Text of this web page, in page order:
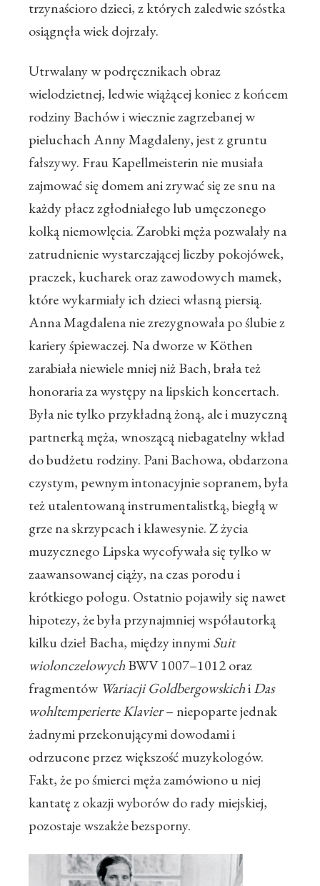
trzynaścioro dzieci, z których zaledwie szóstka
osiągnęła wiek dojrzały.
Utrwalany w podręcznikach obraz
wielodzietnej, ledwie wiążącej koniec z końcem
rodziny Bachów i wiecznie zagrzebanej w
pieluchach Anny Magdaleny, jest z gruntu
fałszywy. Frau Kapellmeisterin nie musiała
zajmować się domem ani zrywać się ze snu na
każdy płacz zgłodniałego lub umęczonego
kolką niemowlęcia. Zarobki męża pozwalały na
zatrudnienie wystarczającej liczby pokojówek,
praczek, kucharek oraz zawodowych mamek,
które wykarmiały ich dzieci własną piersią.
Anna Magdalena nie zrezygnowała po ślubie z
kariery śpiewaczej. Na dworze w Köthen
zarabiała niewiele mniej niż Bach, brała też
honoraria za występy na lipskich koncertach.
Była nie tylko przykładną żoną, ale i muzyczną
partnerką męża, wnoszącą niebagatelny wkład
do budżetu rodziny. Pani Bachowa, obdarzona
czystym, pewnym intonacyjnie sopranem, była
też utalentowaną instrumentalistką, biegłą w
grze na skrzypcach i klawesynie. Z życia
muzycznego Lipska wycofywała się tylko w
zaawansowanej ciąży, na czas porodu i
krótkiego połogu. Ostatnio pojawiły się nawet
hipotezy, że była przynajmniej współautorką
kilku dzieł Bacha, między innymiSuit
wiolonczelowychBWV 1007–1012 oraz
fragmentów Wariacji GoldbergowskichiDas
wohltemperierte Klavier– niepoparte jednak
żadnymi przekonującymi dowodami i
odrzucone przez większość muzykologów.
Fakt, że po śmierci męża zamówiono u niej
kantatę z okazji wyborów do rady miejskiej,
pozostaje wszakże bezsporny.